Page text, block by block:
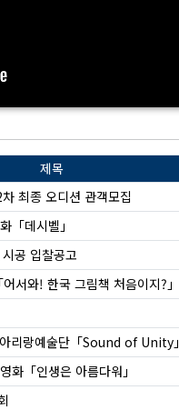
제목
최종 오디션 관객모집
「데시벨」
공 입찰공고
서와! 한국 그림책 처음이지?」
리랑예술단「Sound of Unity」
화「인생은 아름다워」